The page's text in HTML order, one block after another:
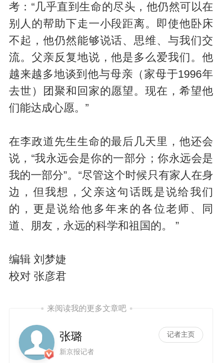
考：“几乎直到生命的尽头，他仍然可以在
别人的帮助下走一小段距离。即使他卧床
不起，他仍然能够说话、思维、与我们交
流。父亲反复地说，他是多么爱我们。他
越来越多地谈到他与母亲（家母于1996年
去世）团聚和回家的愿望。现在，希望他
们能达成心愿。”
在李政道先生生命的最后几天里，他还会
说，“我永远会是你的一部分；你永远会是
我的一部分”。“尽管这个时候只有家人在身
边，但我想，父亲这句话既是说给我们
的，更是说给他多年来的各位老师、同
道、朋友，永远的科学和祖国的。 ”
编辑 刘梦婕
校对 张彦君
来阅读我的更多文章吧
张璐
新京报记者
记者主页